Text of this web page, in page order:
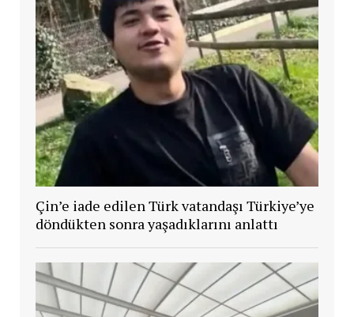
Çin’e iade edilen Türk vatandaşı Türkiye’ye
döndükten sonra yaşadıklarını anlattı